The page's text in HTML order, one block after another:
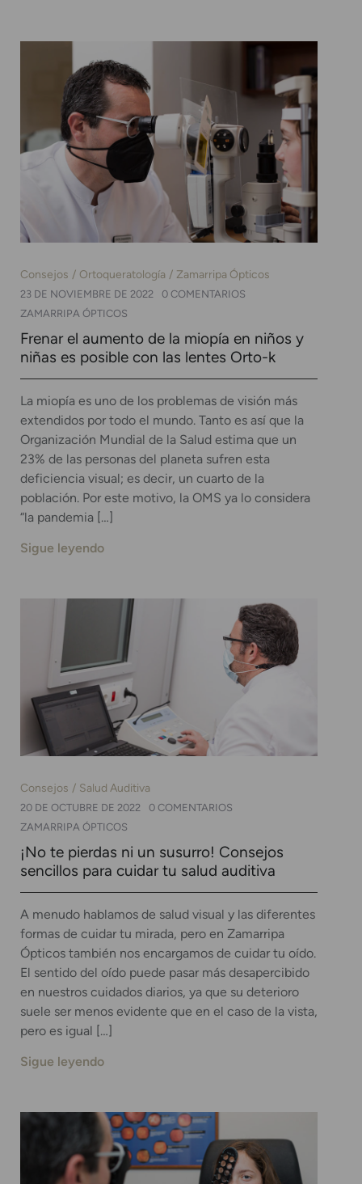
Consejos Ortoqueratología Zamarripa Ópticos
23 DE NOVIEMBRE DE 2022
0 COMENTARIOS
ZAMARRIPA ÓPTICOS
Frenar el aumento de la miopía en niños y
niñas es posible con las lentes Orto-k
La miopía es uno de los problemas de visión más
extendidos por todo el mundo. Tanto es así que la
Organización Mundial de la Salud estima que un
23% de las personas del planeta sufren esta
deficiencia visual; es decir, un cuarto de la
población. Por este motivo, la OMS ya lo considera
“la pandemia […]
Sigue leyendo
Consejos Salud Auditiva
20 DE OCTUBRE DE 2022
0 COMENTARIOS
ZAMARRIPA ÓPTICOS
¡No te pierdas ni un susurro! Consejos
sencillos para cuidar tu salud auditiva
A menudo hablamos de salud visual y las diferentes
formas de cuidar tu mirada, pero en Zamarripa
Ópticos también nos encargamos de cuidar tu oído.
El sentido del oído puede pasar más desapercibido
en nuestros cuidados diarios, ya que su deterioro
suele ser menos evidente que en el caso de la vista,
pero es igual […]
Sigue leyendo